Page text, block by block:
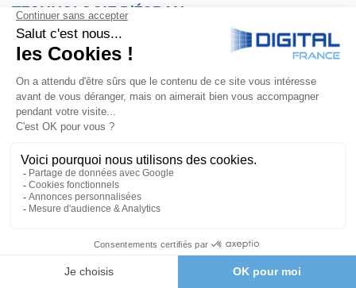
TECHNOLOGIE D’ÉCRAN
WIFI
Wifi
UTILISATION